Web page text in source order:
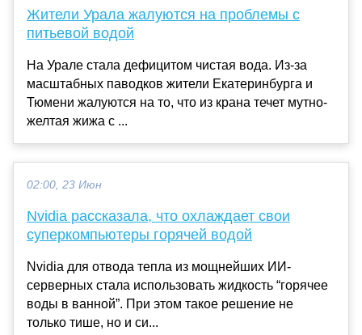
Жители Урала жалуются на проблемы с
питьевой водой
На Урале стала дефицитом чистая вода. Из-за
масштабных паводков жители Екатеринбурга и
Тюмени жалуются на то, что из крана течет мутно-
желтая жижа с ...
02:00, 23 Июн
Nvidia рассказала, что охлаждает свои
суперкомпьютеры горячей водой
Nvidia для отвода тепла из мощнейших ИИ-
серверных стала использовать жидкость “горячее
воды в ванной”. При этом такое решение не
только тише, но и си...